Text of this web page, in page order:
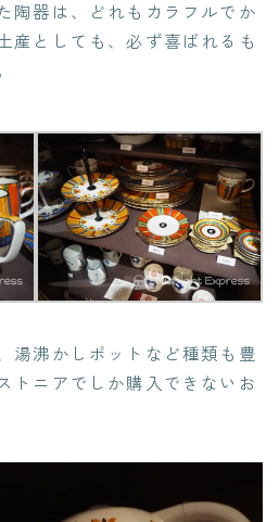
陶器は、どれもカラフルでか
産としても、必ず喜ばれるも
湯沸かしポットなど種類も豊
トニアでしか購入できないお